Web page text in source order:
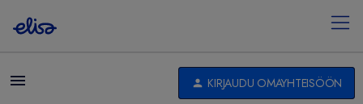
KIRJAUDU OMAYHTEISÖÖN